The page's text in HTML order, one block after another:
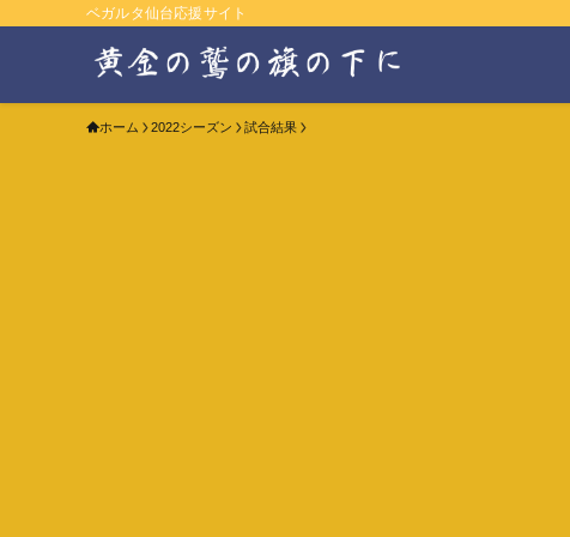
ベガルタ仙台応援サイト
ホーム 2022シーズン 試合結果